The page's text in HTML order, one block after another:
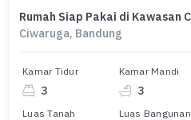
Ciwaruga, Bandung
Kamar Tidur
3
Kamar Mandi
3
Luas Tanah Luas Bangunan